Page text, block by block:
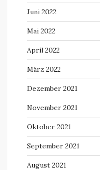
Juni 2022
Mai 2022
April 2022
März 2022
Dezember 2021
November 2021
Oktober 2021
September 2021
August 2021